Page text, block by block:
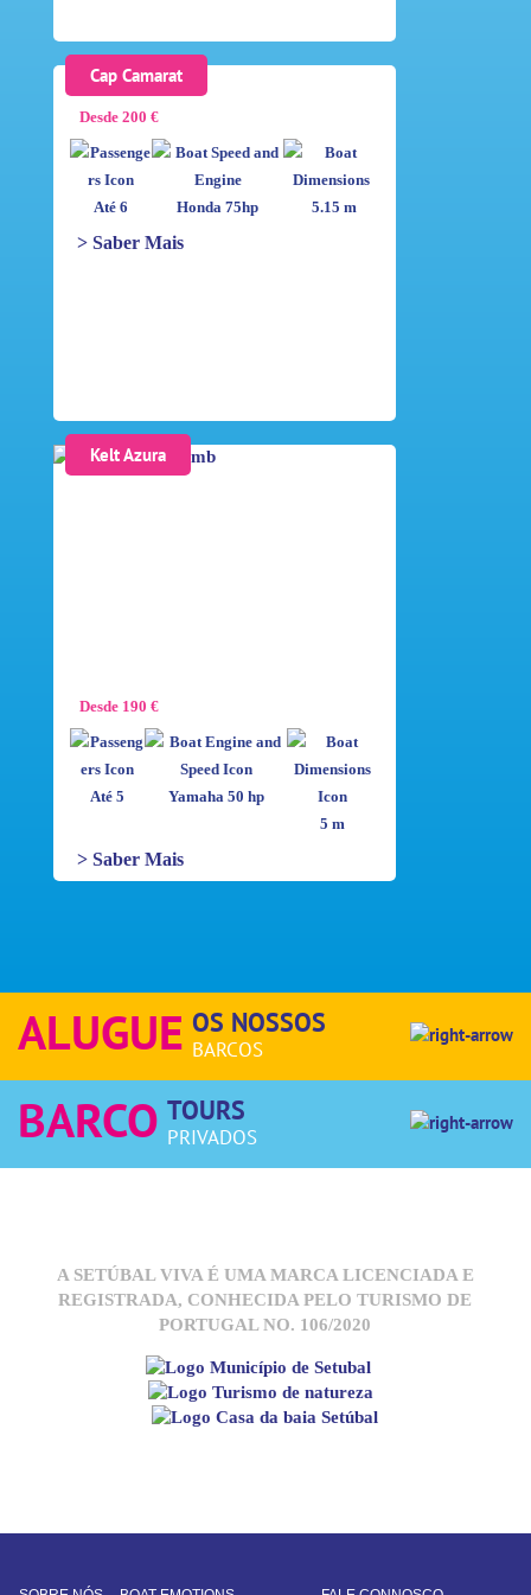
Cap Camarat
Desde 200 €
Até 6 Honda 75hp 5.15 m
> Saber Mais
Kelt Azura
Desde 190 €
Até 5
Yamaha 50 hp
5 m
> Saber Mais
ALUGUE OS NOSSOS
BARCOS
BARCO TOURS
PRIVADOS
A SETÚBAL VIVA É UMA MARCA LICENCIADA E
REGISTRADA, CONHECIDA PELO TURISMO DE
PORTUGAL NO. 106/2020